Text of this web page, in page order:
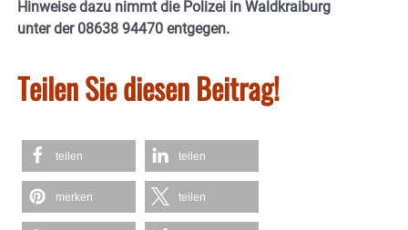
Hinweise dazu nimmt die Polizei in Waldkraiburg
unter der 08638 94470 entgegen.
Teilen Sie diesen Beitrag!
teilen teilen
merken teilen